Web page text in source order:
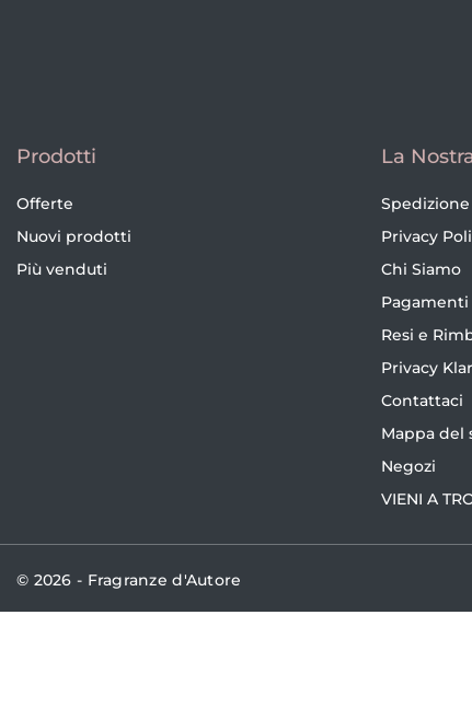
Prodotti
Offerte
Nuovi prodotti
Più venduti
La
Spedizione
Privacy
Chi Siamo
Pagamenti
Resi e
Privacy
Contattaci
Mappa del
Negozi
VIENI A
© 2026 - Fragranze d'Autore